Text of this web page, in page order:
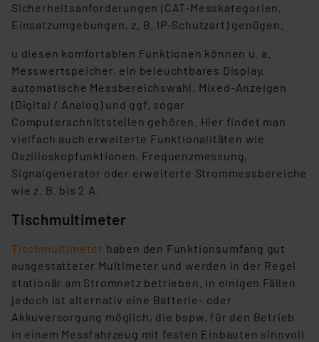
Sicherheitsanforderungen (CAT-Messkategorien,
Einsatzumgebungen, z. B. IP-Schutzart) genügen.
u diesen komfortablen Funktionen können u. a.
Messwertspeicher, ein beleuchtbares Display,
automatische Messbereichswahl, Mixed-Anzeigen
(Digital / Analog) und ggf. sogar
Computerschnittstellen gehören. Hier findet man
vielfach auch erweiterte Funktionalitäten wie
Oszilloskopfunktionen, Frequenzmessung,
Signalgenerator oder erweiterte Strommessbereiche
wie z. B. bis 2 A.
Tischmultimeter
Tischmultimeter haben den Funktionsumfang gut
ausgestatteter Multimeter und werden in der Regel
stationär am Stromnetz betrieben. In einigen Fällen
jedoch ist alternativ eine Batterie- oder
Akkuversorgung möglich, die bspw. für den Betrieb
in einem Messfahrzeug mit festen Einbauten sinnvoll